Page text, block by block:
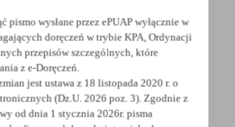
„ZIMA” zapoczątkował nowy
pod nazwą „Cztery
Klubu Biegacza”
pismo wysłane przez ePUAP wyłącznie w
doręczeń w trybie KPA, Ordynacji
przepisów szczególnych, które
z e-Doręczeń.
jest ustawa z 18 listopada 2020 r. o
(Dz.U. 2026 poz. 3). Zgodnie z
od dnia 1 stycznia 2026r. pisma